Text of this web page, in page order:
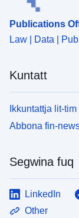
Publications
Law | Data |
Kuntatt
Ikkuntattja lit-
Abbona fin-
Segwina fuq
LinkedIn
Other